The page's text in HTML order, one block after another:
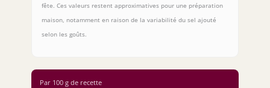
fête. Ces valeurs restent approximatives pour une préparation
maison, notamment en raison de la variabilité du sel ajouté
selon les goûts.
Par 100 g de recette